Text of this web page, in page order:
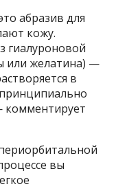
абразив для
кожу.
гиалуроновой
или желатина) —
в
комментирует
вы